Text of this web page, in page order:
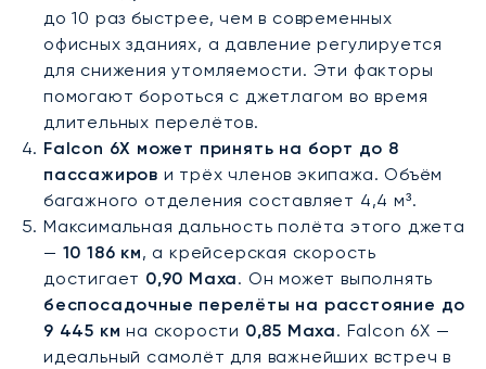
до 10 раз быстрее, чем в современных
офисных зданиях, а давление регулируется
для снижения утомляемости. Эти факторы
помогают бороться с джетлагом во время
длительных перелётов.
Falcon 6X может принять на борт до 8
пассажиров и трёх членов экипажа. Объём
багажного отделения составляет 4,4 м³.
Максимальная дальность полёта этого джета
— 10 186 км, а крейсерская скорость
достигает 0,90 Маха. Он может выполнять
беспосадочные перелёты на расстояние до
9 445 км на скорости 0,85 Маха. Falcon 6X —
идеальный самолёт для важнейших встреч в